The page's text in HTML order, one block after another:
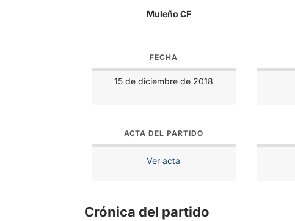
Muleño CF
FECHA
15 de diciembre de 2018
ACTA DEL PARTIDO
Ver acta
Crónica del partido